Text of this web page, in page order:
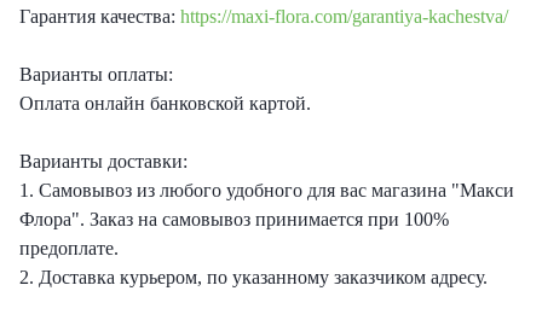
Гарантия качества: https://maxi-flora.com/garantiya-kachestva/
Варианты оплаты:
Оплата онлайн банковской картой.
Варианты доставки:
1. Самовывоз из любого удобного для вас магазина "Макси
Флора". Заказ на самовывоз принимается при 100%
предоплате.
2. Доставка курьером, по указанному заказчиком адресу.